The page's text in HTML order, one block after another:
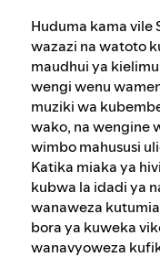
Mbinu
kali
Huduma kama vile
wazazi na watoto
maudhui ya
wengi wenu
muziki wa
wako, na wengine
wimbo mahususi
Katika miaka ya
kubwa la idadi ya
wanaweza
bora ya kuweka
wanavyoweza